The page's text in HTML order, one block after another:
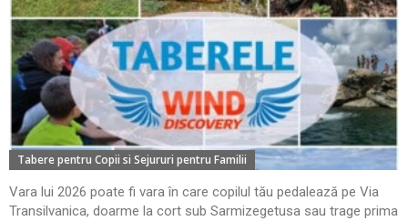
Tabere pentru Copii si Sejururi pentru Familii
Vara lui 2026 poate fi vara în care copilul tău pedalează pe Via
Transilvanica, doarme la cort sub Sarmizegetusa sau trage prima